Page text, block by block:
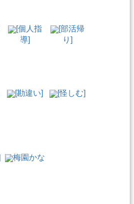
[個人指
導]
[部活帰
り]
[勘違い] [怪しむ]
梅園かな